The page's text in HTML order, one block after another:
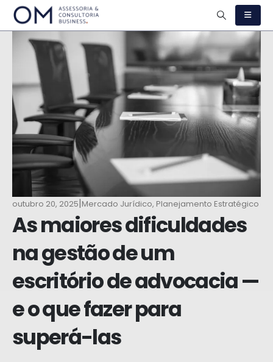
outubro 20, 2025|Mercado Jurídico, Planejamento Estratégico
As maiores dificuldades
na gestão de um
escritório de advocacia —
e o que fazer para
superá-las